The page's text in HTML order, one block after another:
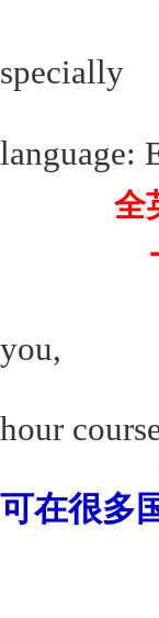
specially
language:
全
you,
hour
中国驾
可在很多